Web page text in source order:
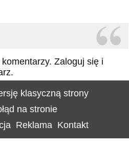
Zaloguj się i
klasyczną strony
na stronie
Reklama Kontakt